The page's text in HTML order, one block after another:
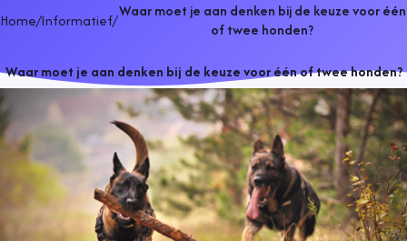
Home/Informatief/Waar moet je aan denken bij de keuze voor één
of twee honden?
Waar moet je aan denken bij de keuze voor één of twee honden?